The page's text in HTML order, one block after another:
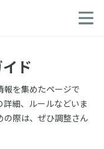
ド
報を集めたページで
細、ルールなどいま
の際は、ぜひ調整さん